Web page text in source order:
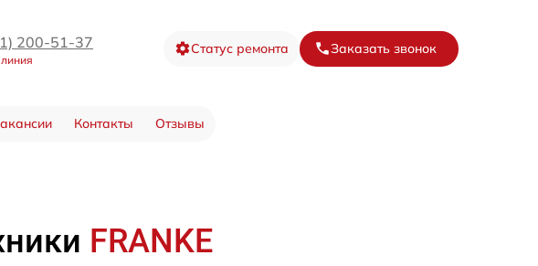
200-51-37 Статус ремонта Заказать звонок
Контакты Отзывы
FRANKE